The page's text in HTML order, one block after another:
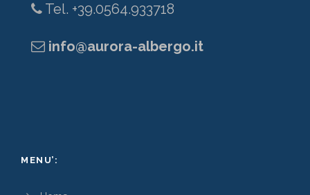
Tel. +39.0564.933718
info@aurora-albergo.it
MENU’: